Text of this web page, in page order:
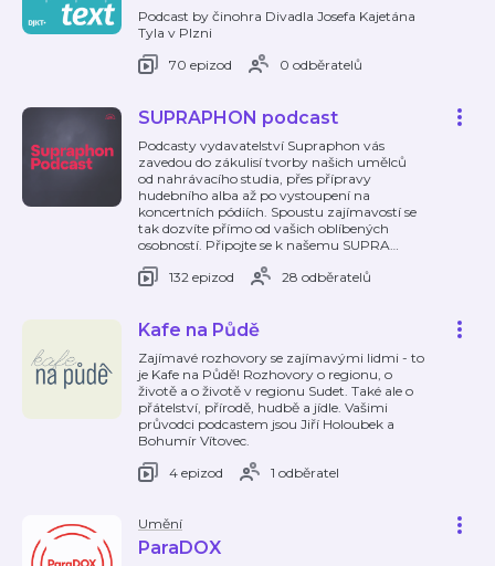
Podcast by činohra Divadla Josefa Kajetána
Tyla v Plzni
70 epizod
0 odběratelů
SUPRAPHON podcast
Podcasty vydavatelství Supraphon vás
zavedou do zákulisí tvorby našich umělců
od nahrávacího studia, přes přípravy
hudebního alba až po vystoupení na
koncertních pódiích. Spoustu zajímavostí se
tak dozvíte přímo od vašich oblíbených
osobností. Připojte se k našemu SUPRA…
132 epizod
28 odběratelů
Kafe na Půdě
Zajímavé rozhovory se zajímavými lidmi - to
je Kafe na Půdě! Rozhovory o regionu, o
životě a o životě v regionu Sudet. Také ale o
přátelství, přírodě, hudbě a jídle. Vašimi
průvodci podcastem jsou Jiří Holoubek a
Bohumír Vítovec.
4 epizod
1 odběratel
Umění
ParaDOX